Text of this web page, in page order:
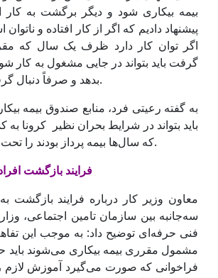
بیمه بیکاری شود و دیگر برگشت به کار
پیشنهاد دادیم که اگر از کار افتاده و
اگر توان کار دارد ظرف یک سال که
گرفت باید بتواند در جایی مشغول به کار
بدهد و صرفاً دنبال گرفتن مقرری نباشد.
به گفته رعیتی فرد، منابع صندوق بیمه
باید بتواند در شرایط بحران نظیر کرونا به
که سال‌ها بیمه پرداز بودند را تحت پوشش قرار بدهد.
فرایند بازگشت
معاون وزیر کار درباره فرایند بازگشت
سه‌جانبه بین سازمان تامین اجتماعی،
فنی حرفه‌ای توضیح داد: به موجب این
فراخوانی که صورت می‌گیرد آموزش لازم